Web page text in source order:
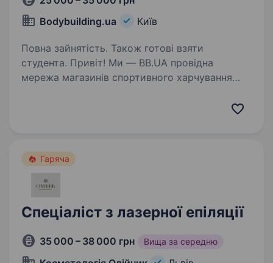
Bodybuilding.ua
Київ
Повна зайнятість. Також готові взяти
студента. Привіт! Ми — BB.UA провідна
мережа магазинів спортивного харчування
способом життя, спортом, вітамінами і хочеш
Гаряча
Спеціаліст з лазерної епіляції
35 000 – 38 000 грн Вища за середню